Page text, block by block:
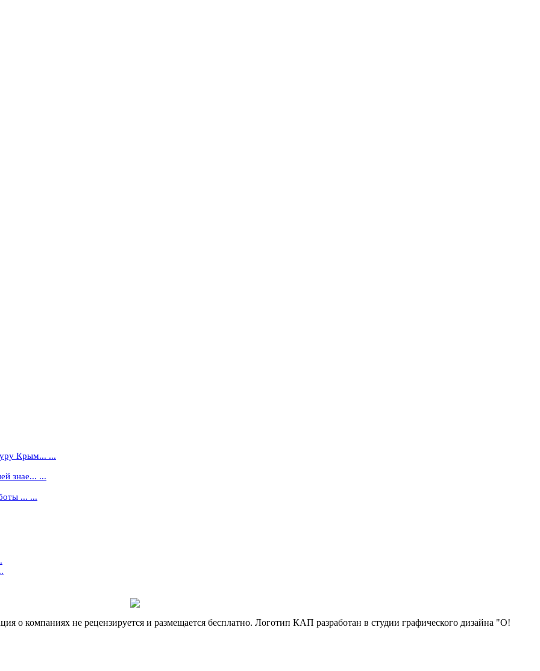
Крым... ...
знае... ...
... ...
компаниях не рецензируется и размещается бесплатно. Логотип КАП разработан в студии графического дизайна "О!